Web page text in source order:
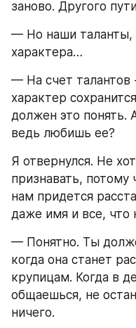
заново. Другого
— Но наши таланты,
характера…
— На счет талантов
характер
должен это понять.
ведь любишь ее?
Я отвернулся. Не
признавать, потому
нам придется
даже имя и все, что
— Понятно. Ты
когда она станет
крупицам. Когда в
общаешься, не
ничего.